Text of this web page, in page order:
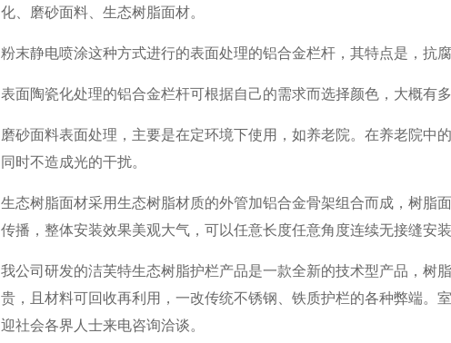
化、磨砂面料、生态树脂面材。
粉末静电喷涂这种方式进行的表面处理的铝合金栏杆，其特点是，抗
表面陶瓷化处理的铝合金栏杆可根据自己的需求而选择颜色，大概有
磨砂面料表面处理，主要是在定环境下使用，如养老院。在养老院中
同时不造成光的干扰。
生态树脂面材采用生态树脂材质的外管加铝合金骨架组合而成，树脂
传播，整体安装效果美观大气，可以任意长度任意角度连续无接缝安
我公司研发的洁芙特生态树脂护栏产品是一款全新的技术型产品，树
贵，且材料可回收再利用，一改传统不锈钢、铁质护栏的各种弊端。
迎社会各界人士来电咨询洽谈。